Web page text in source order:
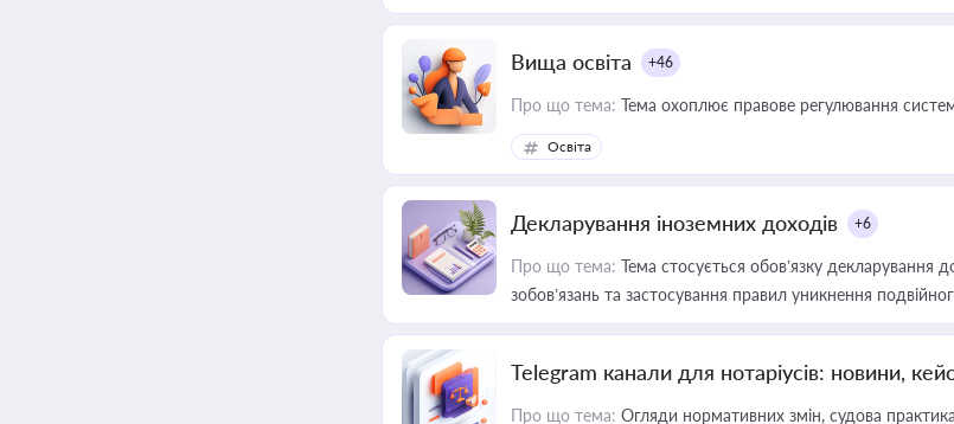
Вища освіта +46
Про що тема: Тема охоплює правове регулювання системи
Освіта
Декларування іноземних доходів +6
Про що тема: Тема стосується обов’язку декларування
зобов’язань та застосування правил уникнення
Telegram канали для нотаріусів: новини,
Про що тема: Огляди нормативних змін, судова